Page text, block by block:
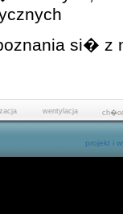
si�
wentylacja
projekt i